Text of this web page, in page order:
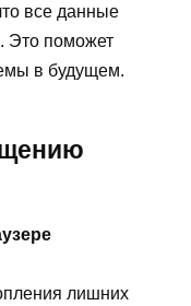
все данные
Это поможет
в будущем.
лишних